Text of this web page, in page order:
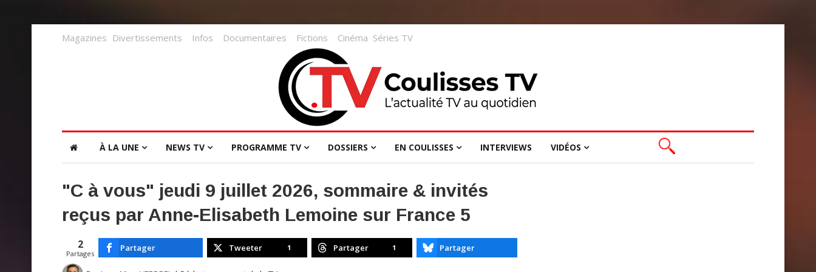
Magazines Divertissements Infos Documentaires Fictions Cinéma Séries TV
À LA UNE NEWS TV PROGRAMME TV DOSSIERS EN COULISSES INTERVIEWS VIDÉOS
"C à vous" jeudi 9 juillet 2026, sommaire & invités
reçus par Anne-Elisabeth Lemoine sur France 5
2
Partages
Partager Tweeter 1 Partager 1 Partager